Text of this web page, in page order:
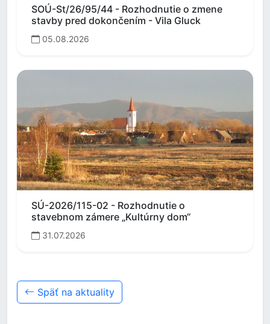
SOÚ-St/26/95/44 - Rozhodnutie o zmene
stavby pred dokončením - Vila Gluck
05.08.2026
SÚ-2026/115-02 - Rozhodnutie o
stavebnom zámere „Kultúrny dom“
31.07.2026
Späť na aktuality